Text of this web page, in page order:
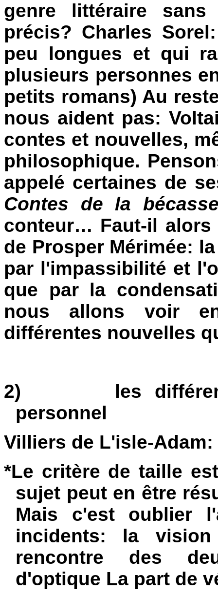
genre littéraire sans
précis? Charles
peu longues et qui
plusieurs personnes
petits romans) Au
nous aident pas:
contes et nouvelles,
philosophique.
appelé certaines de
Contes de la
conteur… Faut-il
de Prosper Mérimée:
par l'impassibilité et
que par la
nous allons voir
différentes nouvelles
2)
les
personnel
Villiers de L'isle-Adam:
*Le critère de taille
sujet peut en être
Mais c'est oublier
incidents: la vision
rencontre des
d'optique La part de